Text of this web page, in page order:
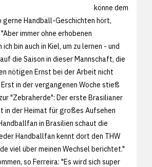
könne dem
gerne Handball-Geschichten hört,
immer ohne erhobenen
bin auch in Kiel, um zu lernen - und
die Saison in dieser Mannschaft, die
nötigen Ernst bei der Arbeit nicht
in der vergangenen Woche stieß
"Zebraherde": Der erste Brasilianer
in der Heimat für großes Aufsehen
in Brasilien schaut die
Handballfan kennt dort den THW
viel über meinen Wechsel berichtet."
so Ferreira: "Es wird sich super